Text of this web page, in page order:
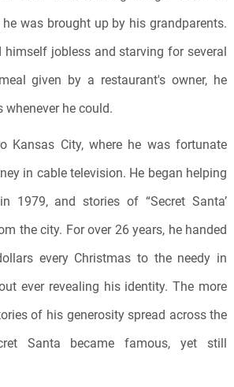
was brought up by his grandparents.
himself jobless and starving for several
given by a restaurant's owner, he
whenever he could.
Kansas City, where he was fortunate
in cable television. He began helping
1979, and stories of “Secret Santa’
the city. For over 26 years, he handed
every Christmas to the needy in
ever revealing his identity. The more
of his generosity spread across the
Santa became famous, yet still